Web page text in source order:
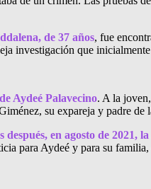
de 37 años, fue
investigación que
Aydeé Palavecino. A la
su expareja y padre de
después, en agosto de 2021,
para Aydeé y para su